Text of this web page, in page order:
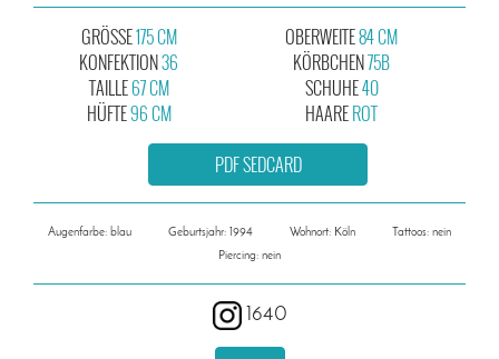
GRÖSSE175 CM
KONFEKTION36
OBERWEITE84 CM
KÖRBCHEN75B
TAILLE67 CM
HÜFTE96 CM
SCHUHE40
HAAREROT
PDF SEDCARD
Augenfarbe: blau Geburtsjahr: 1994 Wohnort: Köln
Tattoos: nein
Piercing: nein
1640